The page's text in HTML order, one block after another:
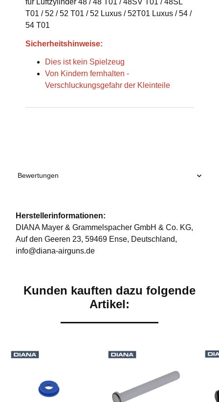
für Luftzylinder 48 / 48 T01 / 48SV T01 / 48SL
T01 / 52 / 52 T01 / 52 Luxus / 52T01 Luxus / 54 /
54 T01
Sicherheitshinweise:
Dies ist kein Spielzeug
Von Kindern fernhalten -
Verschluckungsgefahr der Kleinteile
Bewertungen
Herstellerinformationen:
DIANA Mayer & Grammelspacher GmbH & Co. KG,
Auf den Geeren 23, 59469 Ense, Deutschland,
info@diana-airguns.de
Kunden kauften dazu folgende
Artikel: